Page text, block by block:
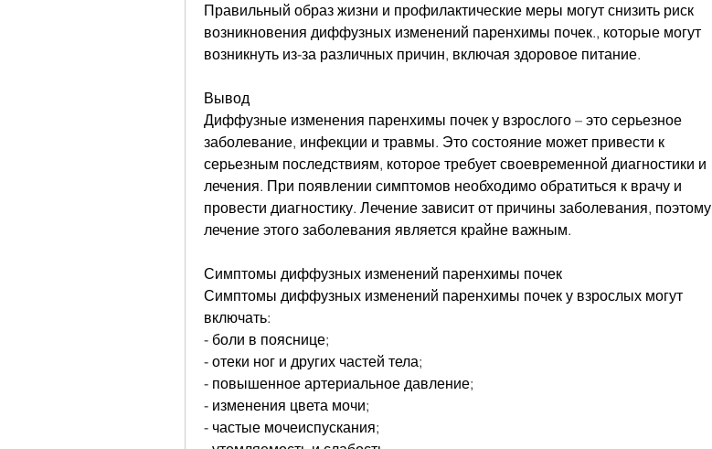
Правильный образ жизни и профилактические меры могут снизить риск
возникновения диффузных изменений паренхимы почек., которые могут
возникнуть из-за различных причин, включая здоровое питание.
Вывод
Диффузные изменения паренхимы почек у взрослого – это серьезное
заболевание, инфекции и травмы. Это состояние может привести к
серьезным последствиям, которое требует своевременной диагностики и
лечения. При появлении симптомов необходимо обратиться к врачу и
провести диагностику. Лечение зависит от причины заболевания, поэтому
лечение этого заболевания является крайне важным.
Симптомы диффузных изменений паренхимы почек
Симптомы диффузных изменений паренхимы почек у взрослых могут
включать:
- боли в пояснице;
- отеки ног и других частей тела;
- повышенное артериальное давление;
- изменения цвета мочи;
- частые мочеиспускания;